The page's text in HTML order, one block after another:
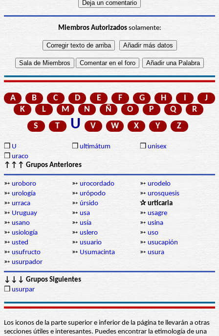
Miembros Autorizadossolamente:
A B C D E F G H I
J
K
L M N Ñ O P Q
R
S
T U V W X Y Z
❒ U ❒ ultimátum ❒ unisex
❒ uraco
↑↑↑ Grupos Anteriores
➳ uroboro ➳ urocordado ➳ urodelo
➳ urología ➳ urópodo ➳ urosquesis
➳ urraca ➳ úrsido
✰ urticaria
➳ Uruguay ➳ usa ➳ usagre
➳ usano ➳ usía ➳ usina
➳ usiología ➳ uslero ➳ uso
➳ usted ➳ usuario ➳ usucapión
➳ usufructo ➳ Usumacinta ➳ usura
➳ usurpador
↓↓↓ Grupos Siguientes
❒ usurpar
Los iconos de la parte superior e inferior de la página te llevarán a otras
secciones útiles e interesantes. Puedes encontrar la etimología de una